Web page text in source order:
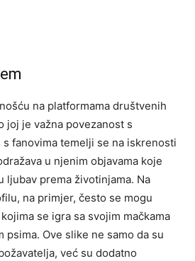
na platformama društvenih
joj je važna povezanost s
fanovima temelji se na iskrenosti
u njenim objavama koje
ljubav prema životinjama. Na
na primjer, često se mogu
se igra sa svojim mačkama
psima. Ove slike ne samo da su
već su dodatno